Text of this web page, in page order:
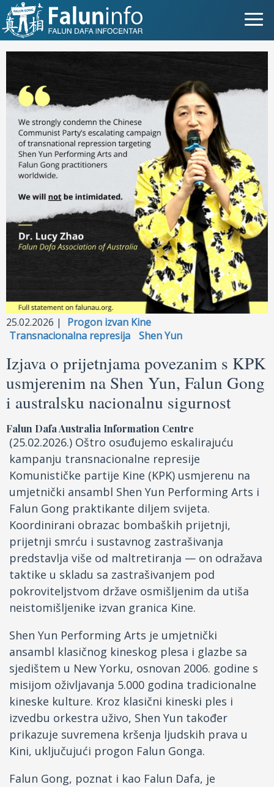
Što je Falun Gong?
Zašto progon?
Objave za medije
Osobna iskustva
Najnovije vijesti
Slike
TV
Kontakt
Facebook
Drugi jezici
25.02.2026 |
Progon izvan Kine
Transnacionalna represija
Shen Yun
Izjava o prijetnjama povezanim s KPK
usmjerenim na Shen Yun, Falun Gong
i australsku nacionalnu sigurnost
Falun Dafa Australia Information Centre
(25.02.2026.) Oštro osuđujemo eskalirajuću
kampanju transnacionalne represije
Komunističke partije Kine (KPK) usmjerenu na
umjetnički ansambl Shen Yun Performing Arts i
Falun Gong praktikante diljem svijeta.
Koordinirani obrazac bombaških prijetnji,
prijetnji smrću i sustavnog zastrašivanja
predstavlja više od maltretiranja — on odražava
taktike u skladu sa zastrašivanjem pod
pokroviteljstvom države osmišljenim da utiša
neistomišljenike izvan granica Kine.
Shen Yun Performing Arts je umjetnički
ansambl klasičnog kineskog plesa i glazbe sa
sjedištem u New Yorku, osnovan 2006. godine s
misijom oživljavanja 5.000 godina tradicionalne
kineske kulture. Kroz klasični kineski ples i
izvedbu orkestra uživo, Shen Yun također
prikazuje suvremena kršenja ljudskih prava u
Kini, uključujući progon Falun Gonga.
Falun Gong, poznat i kao Falun Dafa, je